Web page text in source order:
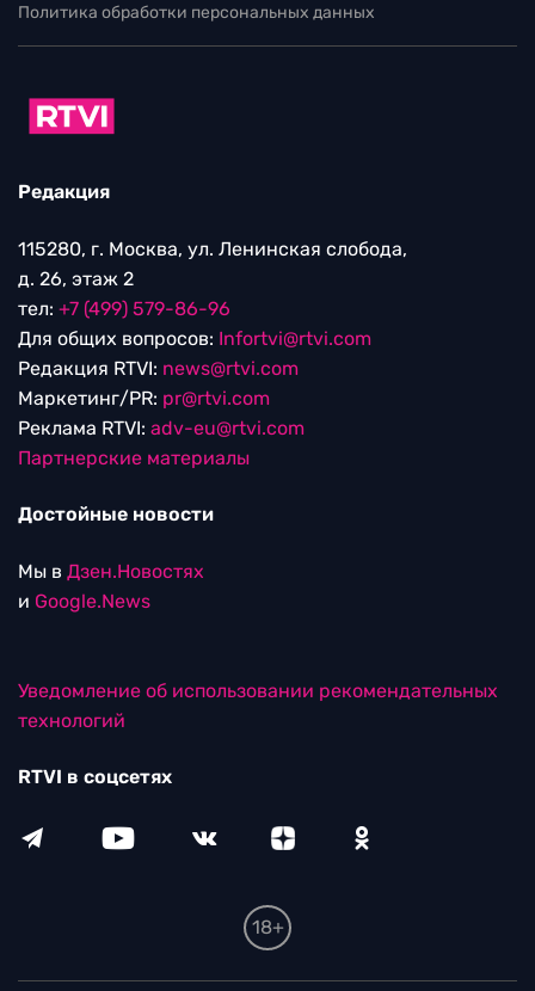
Политика обработки персональных данных
Редакция
115280, г. Москва, ул. Ленинская слобода,
д. 26, этаж 2
тел: +7 (499) 579-86-96
Для общих вопросов: Infortvi@rtvi.com
Редакция RTVI: news@rtvi.com
Маркетинг/PR: pr@rtvi.com
Реклама RTVI: adv-eu@rtvi.com
Партнерские материалы
Достойные новости
Мы в Дзен.Новостях
и Google.News
Уведомление об использовании рекомендательных
технологий
RTVI в соцсетях
18+